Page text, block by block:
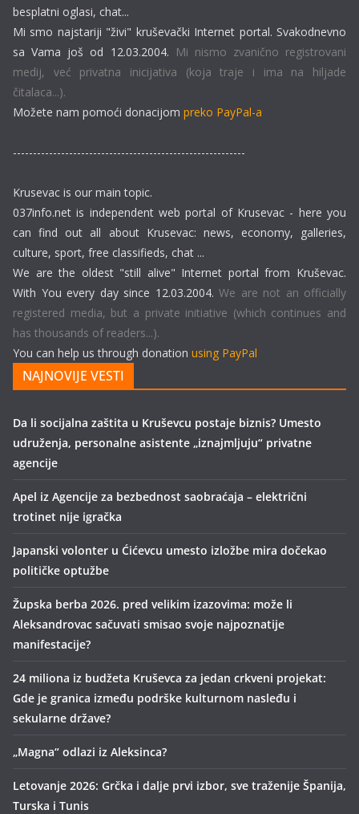
besplatni oglasi, chat...
Mi smo najstariji "živi" kruševački Internet portal. Svakodnevno
sa Vama još od 12.03.2004. Mi nismo zvanično registrovani
medij, već privatna inicijativa (koja traje i ima na hiljade
čitalaca...).
Možete nam pomoći donacijom preko PayPal-a
----------------------------------------------------------
Krusevac is our main topic.
037info.net is independent web portal of Krusevac - here you
can find out all about Krusevac: news, economy, galleries,
culture, sport, free classifieds, chat ...
We are the oldest "still alive" Internet portal from Kruševac.
With You every day since 12.03.2004. We are not an officially
registered media, but a private initiative (which continues and
has thousands of readers...).
You can help us through donation using PayPal
NAJNOVIJE VESTI
Da li socijalna zaštita u Kruševcu postaje biznis? Umesto
udruženja, personalne asistente „iznajmljuju“ privatne
agencije
Apel iz Agencije za bezbednost saobraćaja – električni
trotinet nije igračka
Japanski volonter u Ćićevcu umesto izložbe mira dočekao
političke optužbe
Župska berba 2026. pred velikim izazovima: može li
Aleksandrovac sačuvati smisao svoje najpoznatije
manifestacije?
24 miliona iz budžeta Kruševca za jedan crkveni projekat:
Gde je granica između podrške kulturnom nasleđu i
sekularne države?
„Magna“ odlazi iz Aleksinca?
Letovanje 2026: Grčka i dalje prvi izbor, sve traženije Španija,
Turska i Tunis